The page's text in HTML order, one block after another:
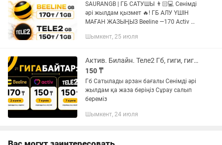
SAURANGB | ГБ САТУШЫ 👨🏻💻 Сенімді
әрі жылдам қызмет 🔥! ГБ АЛУ ҮШІН
МАҒАН ЖАЗЫҢЫЗ Beeline —170 Activ —
бонуста бар 10+1 және 15+2 Алу үшін
Шымкент, 25 июля
Актив. Билайн. Теле2 Гб, гиги, гигабайты, гигабайт,мб
150 ₸
Гб Сатылады арзан бағалы Сенімді әрі
жылдам қа жаза беріңіз Сұрау салып
береміз
Шымкент, 24 июля